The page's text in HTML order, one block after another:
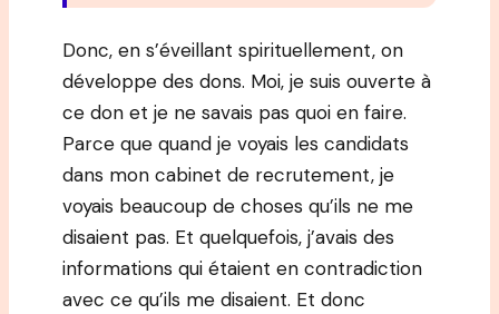
Donc, en s’éveillant spirituellement, on
développe des dons. Moi, je suis ouverte à
ce don et je ne savais pas quoi en faire.
Parce que quand je voyais les candidats
dans mon cabinet de recrutement, je
voyais beaucoup de choses qu’ils ne me
disaient pas. Et quelquefois, j’avais des
informations qui étaient en contradiction
avec ce qu’ils me disaient. Et donc